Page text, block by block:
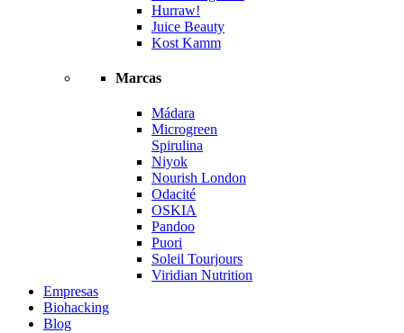
Hurraw!
Juice Beauty
Kost Kamm
Marcas
Mádara
Microgreen
Spirulina
Niyok
Nourish London
Odacité
OSKIA
Pandoo
Puori
Soleil Tourjours
Viridian Nutrition
Empresas
Biohacking
Blog